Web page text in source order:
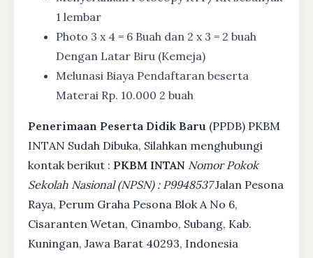
1 lembar
Photo 3 x 4 = 6 Buah dan 2 x 3 = 2 buah
Dengan Latar Biru (Kemeja)
Melunasi Biaya Pendaftaran beserta
Materai Rp. 10.000 2 buah
Penerimaan Peserta Didik Baru (PPDB) PKBM
INTAN Sudah Dibuka, Silahkan menghubungi
kontak berikut : PKBM INTAN Nomor Pokok
Sekolah Nasional (NPSN) : P9948537Jalan Pesona
Raya, Perum Graha Pesona Blok A No 6,
Cisaranten Wetan, Cinambo, Subang, Kab.
Kuningan, Jawa Barat 40293, Indonesia